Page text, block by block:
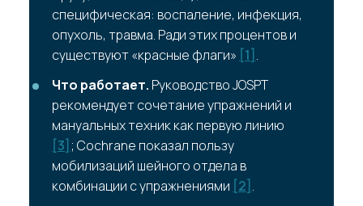
специфическая: воспаление, инфекция,
опухоль, травма. Ради этих процентов и
существуют «красные флаги» [1] .
Что работает. Руководство JOSPT
рекомендует сочетание упражнений и
мануальных техник как первую линию
[3] ; Cochrane показал пользу
мобилизаций шейного отдела в
комбинации с упражнениями [2] .